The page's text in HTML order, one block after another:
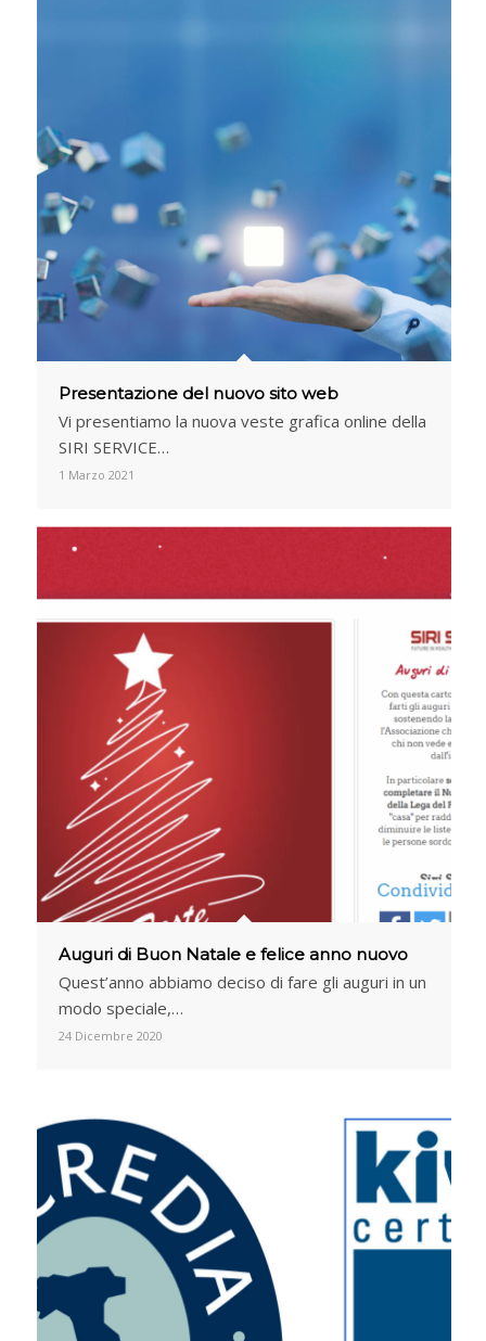
Presentazione del nuovo sito web
Vi presentiamo la nuova veste grafica online della
SIRI SERVICE…
1 Marzo 2021
Auguri di Buon Natale e felice anno nuovo
Quest’anno abbiamo deciso di fare gli auguri in un
modo speciale,…
24 Dicembre 2020